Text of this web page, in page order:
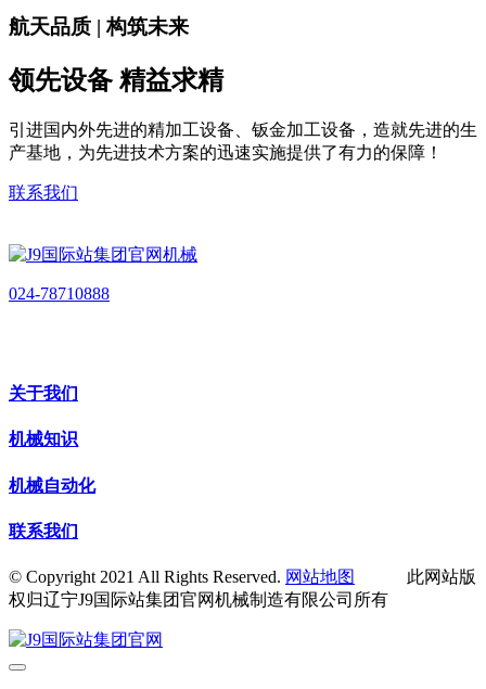
航天品质 | 构筑未来
领先设备 精益求精
引进国内外先进的精加工设备、钣金加工设备，造就先进的生
产基地，为先进技术方案的迅速实施提供了有力的保障！
联系我们
024-78710888
关于我们
机械知识
机械自动化
联系我们
© Copyright 2021 All Rights Reserved. 网站地图
此网站版
权归辽宁J9国际站集团官网机械制造有限公司所有